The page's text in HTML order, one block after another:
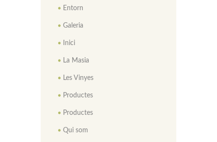
Entorn
Galeria
Inici
La Masia
Les Vinyes
Productes
Productes
Qui som